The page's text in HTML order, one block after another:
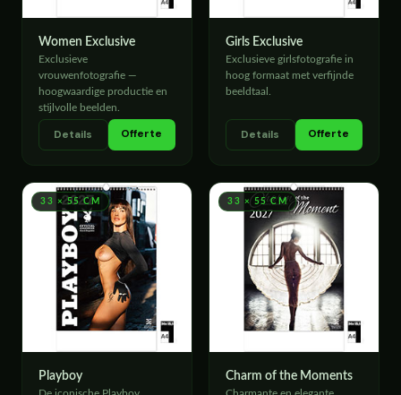
Women Exclusive
Exclusieve
vrouwenfotografie —
hoogwaardige productie en
stijlvolle beelden.
Details Offerte
Girls Exclusive
Exclusieve girlsfotografie in
hoog formaat met verfijnde
beeldtaal.
Details Offerte
33 × 55 CM
Playboy
33 × 55 CM
Charm of the Moments